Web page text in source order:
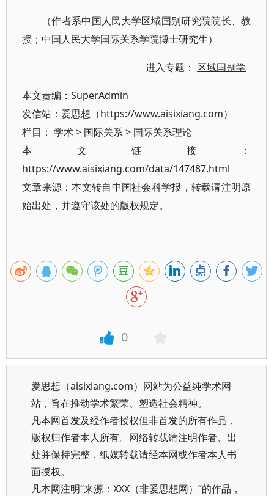
（作者系中国人民大学区域国别研究院院长、教
授；中国人民大学国际关系学院博士研究生）
进入专题： 区域国别学
本文责编： SuperAdmin
发信站：爱思想（https://www.aisixiang.com）
栏目： 学术> 国际关系> 国际关系理论
本文链接：
https://www.aisixiang.com/data/147487.html
文章来源：本文转自中国社会科学报，转载请注明原
始出处，并遵守该处的版权规定。
0
爱思想（aisixiang.com）网站为公益纯学术网
站，旨在推动学术繁荣、塑造社会精神。
凡本网首发及经作者授权但非首发的所有作品，
版权归作者本人所有。网络转载请注明作者、出
处并保持完整，纸媒转载请经本网或作者本人书
面授权。
凡本网注明“来源：XXX（非爱思想网）”的作品，